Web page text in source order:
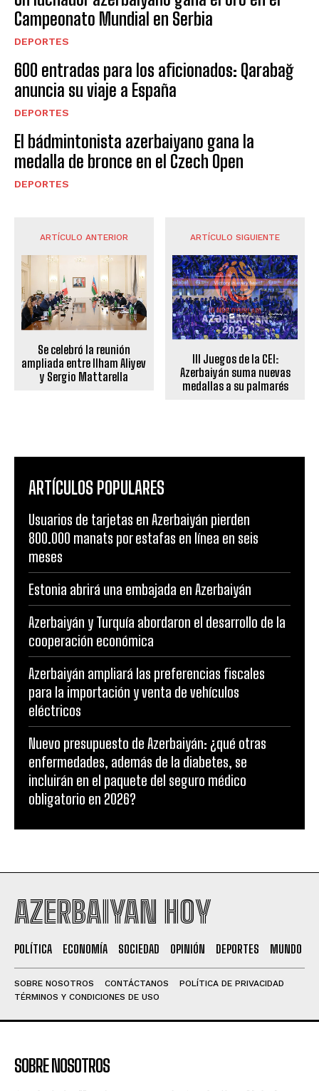
Campeonato Mundial en Serbia
DEPORTES
600 entradas para los aficionados: Qarabağ
anuncia su viaje a España
DEPORTES
El bádmintonista azerbaiyano gana la
medalla de bronce en el Czech Open
DEPORTES
ARTÍCULO ANTERIOR
Se celebró la reunión
ampliada entre Ilham Aliyev
y Sergio Mattarella
ARTÍCULO SIGUIENTE
III Juegos de la CEI:
Azerbaiyán suma nuevas
medallas a su palmarés
ARTÍCULOS POPULARES
Usuarios de tarjetas en Azerbaiyán pierden
800.000 manats por estafas en línea en seis
meses
Estonia abrirá una embajada en Azerbaiyán
Azerbaiyán y Turquía abordaron el desarrollo de la
cooperación económica
Azerbaiyán ampliará las preferencias fiscales
para la importación y venta de vehículos
eléctricos
Nuevo presupuesto de Azerbaiyán: ¿qué otras
enfermedades, además de la diabetes, se
incluirán en el paquete del seguro médico
obligatorio en 2026?
AZERBAIYAN HOY
POLÍTICA ECONOMÍA SOCIEDAD OPINIÓN DEPORTES MUNDO
SOBRE NOSOTROS CONTÁCTANOS
POLÍTICA DE PRIVACIDAD
TÉRMINOS Y CONDICIONES DE USO
SOBRE NOSOTROS